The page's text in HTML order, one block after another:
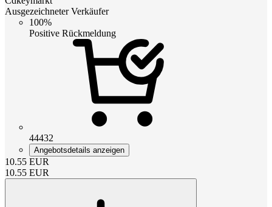
Ausgezeichneter Verkäufer
100%
Positive Rückmeldung
44432
Angebotsdetails anzeigen
10.55 EUR
10.55 EUR